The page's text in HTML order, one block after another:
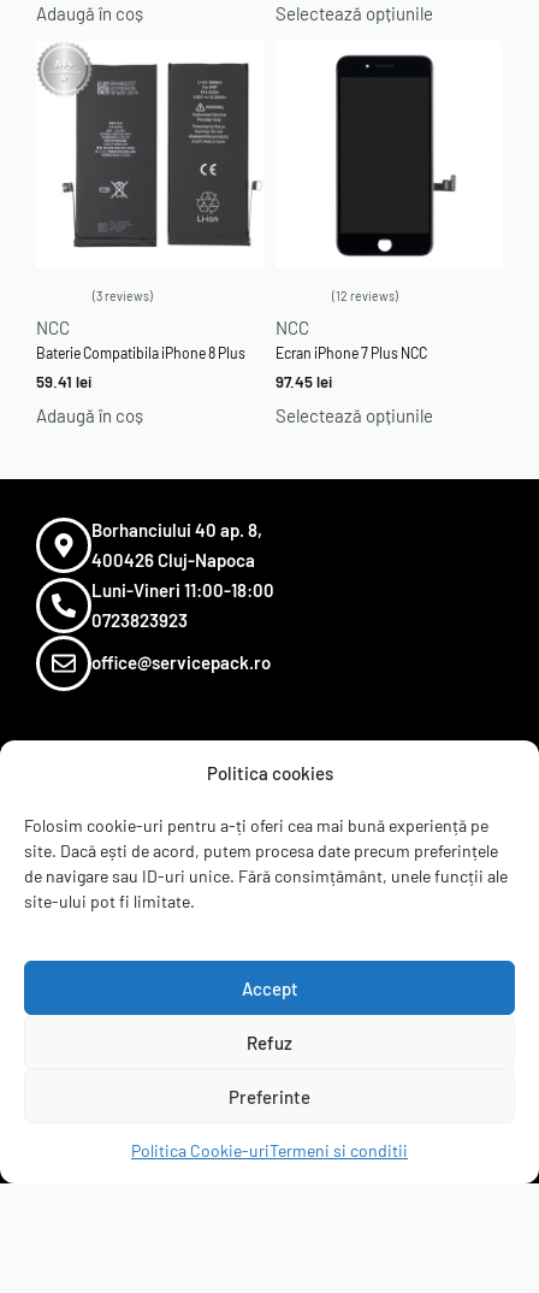
Politica cookies
Folosim cookie-uri pentru a-ți oferi cea mai bună experiență pe
site. Dacă ești de acord, putem procesa date precum preferințele
de navigare sau ID-uri unice. Fără consimțământ, unele funcții ale
site-ului pot fi limitate.
Accept
Refuz
Preferinte
Politica Cookie-uriTermeni si conditii
Adaugă în coș Selectează opțiunile
3 reviews
NCC
Baterie Compatibila iPhone 8 Plus
59.41 lei
Adaugă în coș
12 reviews
NCC
Ecran iPhone 7 Plus NCC
97.45lei
Selectează opțiunile
Borhanciului 40 ap. 8,
400426 Cluj-Napoca
Luni-Vineri 11:00-18:00
0723823923
office@servicepack.ro
Contact
ANPC
B2B
Clienții ne recomandă